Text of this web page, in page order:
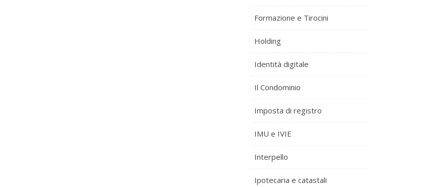
Formazione e Tirocini
Holding
Identità digitale
Il Condominio
Imposta di registro
IMU e IVIE
Interpello
Ipotecaria e catastali